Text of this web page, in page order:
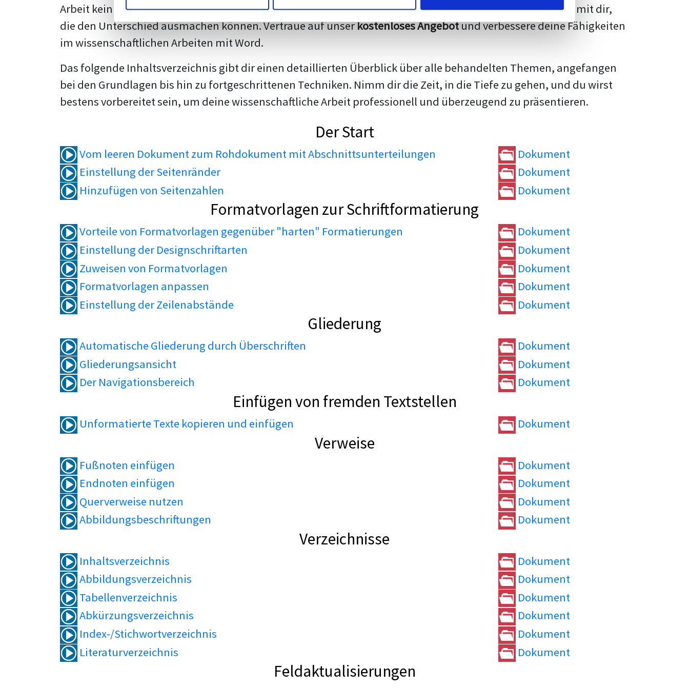
Arbeit kein Problem mehr für dich darstellen. Unsere erfahrenen Trainer teilen wertvolleTipps und Tricks
mit dir,
die den Unterschied ausmachen können. Vertraue auf unserkostenloses Angebotund verbessere deine Fähigkeiten
im wissenschaftlichen Arbeiten mit Word.
Das folgende Inhaltsverzeichnis gibt dir einen detaillierten Überblick über alle behandelten Themen, angefangen
bei den Grundlagen bis hin zu fortgeschrittenen Techniken. Nimm dir die Zeit, in die Tiefe zu gehen, und du wirst
bestens vorbereitet sein, um deine wissenschaftliche Arbeit professionell und überzeugend zu präsentieren.
Der Start
Vom leeren Dokument zum Rohdokument mit Abschnittsunterteilungen
Dokument
Einstellung der Seitenränder
Dokument
Hinzufügen von Seitenzahlen
Dokument
Formatvorlagen zur Schriftformatierung
Vorteile von Formatvorlagen gegenüber "harten" Formatierungen
Dokument
Einstellung der Designschriftarten
Dokument
Zuweisen von Formatvorlagen
Dokument
Formatvorlagen anpassen
Dokument
Einstellung der Zeilenabstände
Dokument
Gliederung
Automatische Gliederung durch Überschriften
Dokument
Gliederungsansicht
Dokument
Der Navigationsbereich
Dokument
Einfügen von fremden Textstellen
Unformatierte Texte kopieren und einfügen Dokument
Verweise
Fußnoten einfügen
Dokument
Endnoten einfügen
Dokument
Querverweise nutzen
Dokument
Abbildungsbeschriftungen
Dokument
Verzeichnisse
Inhaltsverzeichnis
Dokument
Abbildungsverzeichnis
Dokument
Tabellenverzeichnis
Dokument
Abkürzungsverzeichnis
Dokument
Index-/Stichwortverzeichnis
Dokument
Literaturverzeichnis
Dokument
Feldaktualisierungen